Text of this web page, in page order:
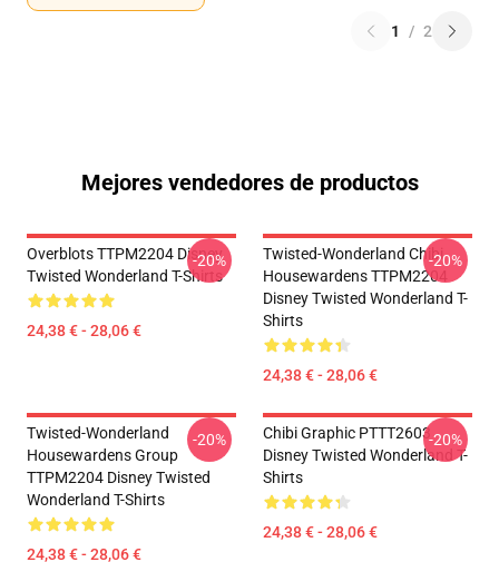
1 / 2
Mejores vendedores de productos
Overblots TTPM2204 Disney
Twisted Wonderland T-Shirts
24,38 € - 28,06 €
-20%
Twisted-Wonderland Chibi
Housewardens TTPM2204
Disney Twisted Wonderland T-
Shirts
24,38 € - 28,06 €
-20%
Twisted-Wonderland
Housewardens Group
TTPM2204 Disney Twisted
Wonderland T-Shirts
24,38 € - 28,06 €
-20%
Chibi Graphic PTTT2603
Disney Twisted Wonderland T-
Shirts
24,38 € - 28,06 €
-20%